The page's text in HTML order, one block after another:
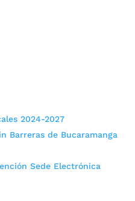
2024-2027
Barreras de Bucaramanga
Sede Electrónica
Descargue